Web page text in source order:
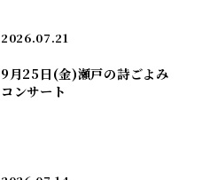
2026.07.21
9月25日(金)瀬戸の詩ごよみ
コンサート